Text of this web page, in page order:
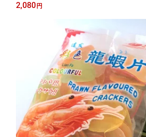
2,080 円